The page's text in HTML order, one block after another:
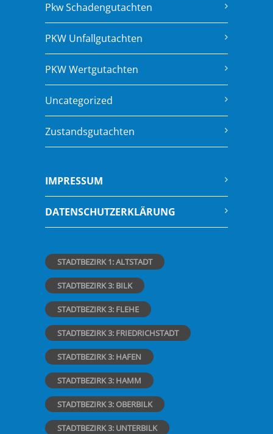
Pkw Schadengutachten
PKW Unfallgutachten
PKW Wertgutachten
Uncategorized
Zustandsgutachten
IMPRESSUM
DATENSCHUTZERKLÄRUNG
STADTBEZIRK 1: ALTSTADT
STADTBEZIRK 3: BILK
STADTBEZIRK 3: FLEHE
STADTBEZIRK 3: FRIEDRICHSTADT
STADTBEZIRK 3: HAFEN
STADTBEZIRK 3: HAMM
STADTBEZIRK 3: OBERBILK
STADTBEZIRK 3: UNTERBILK